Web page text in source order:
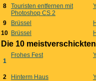
8
Touristen entfernen mit
Photoshop CS 2
9 Brüssel
10 Brüssel
Die 10
1
Frohes Fest
2 Hinterm Haus